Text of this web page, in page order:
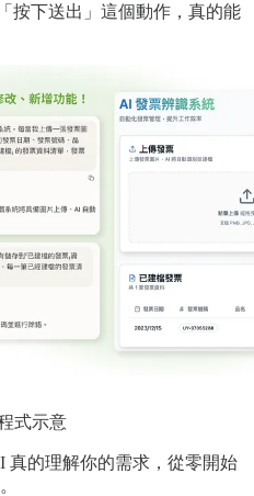
按下送出」這個動作，真的能
式示意
真的理解你的需求，從零開始